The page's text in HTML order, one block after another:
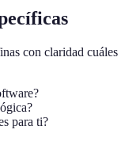
con claridad cuáles
para ti?